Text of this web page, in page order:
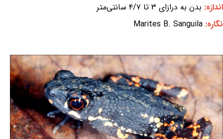
اندازه: بدن به درازای ۳ تا ۴/۷ سانتی‌متر
نگاره: Marites B. Sanguila